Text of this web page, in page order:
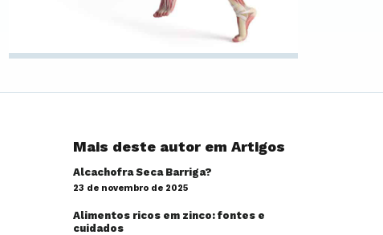
Mais deste autor em Artigos
Alcachofra Seca Barriga?
23 de novembro de 2025
Alimentos ricos em zinco: fontes e
cuidados